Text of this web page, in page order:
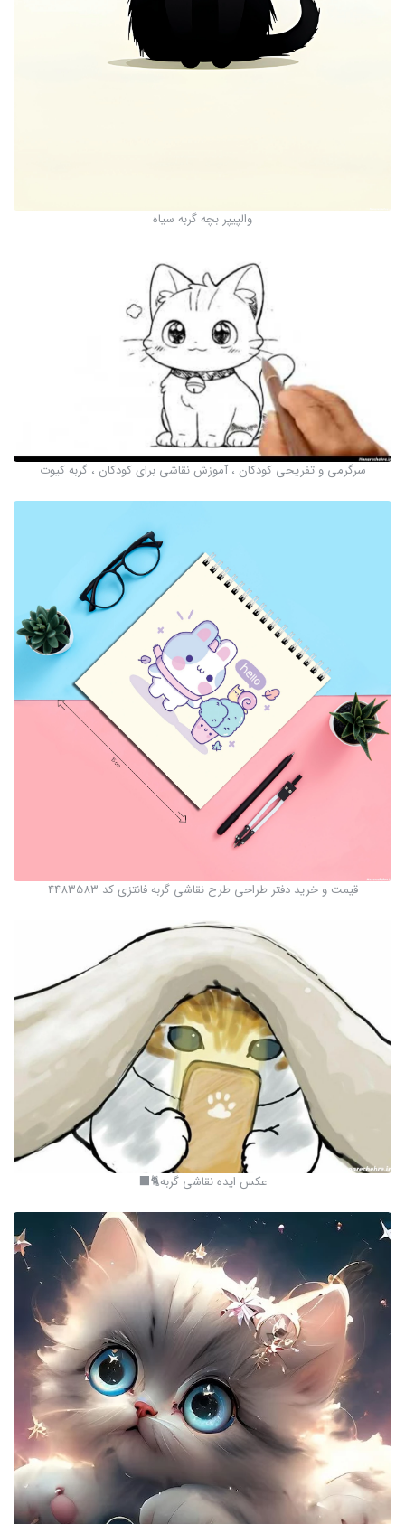
والپیپر بچه گربه سیاه
سرگرمی و تفریحی کودکان ، آموزش نقاشی برای کودکان ، گربه کیوت
قیمت و خرید دفتر طراحی طرح نقاشی گربه فانتزی کد 4483583
عکس ایده نقاشی گربه🐈‍⬛